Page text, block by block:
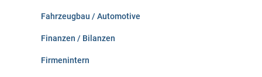
Fahrzeugbau / Automotive
Finanzen / Bilanzen
Firmenintern